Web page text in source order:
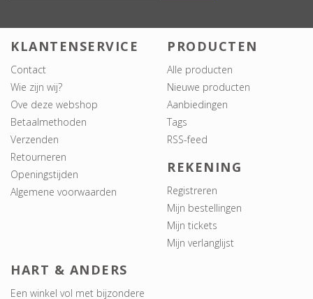
KLANTENSERVICE
Contact
Wie zijn wij?
Ove deze webshop
Betaalmethoden
Verzenden
Retourneren
Openingstijden
Algemene voorwaarden
PRODUCTEN
Alle producten
Nieuwe producten
Aanbiedingen
Tags
RSS-feed
REKENING
Registreren
Mijn bestellingen
Mijn tickets
Mijn verlanglijst
HART & ANDERS
Een winkel vol met bijzondere